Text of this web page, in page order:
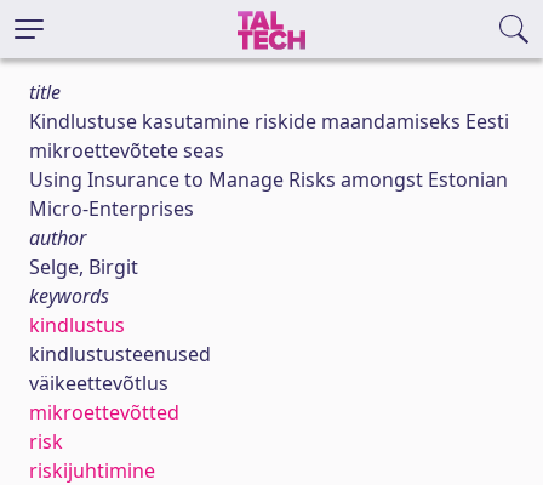
title
Kindlustuse kasutamine riskide maandamiseks Eesti
mikroettevõtete seas
Using Insurance to Manage Risks amongst Estonian
Micro-Enterprises
author
Selge, Birgit
keywords
kindlustus
kindlustusteenused
väikeettevõtlus
mikroettevõtted
risk
riskijuhtimine